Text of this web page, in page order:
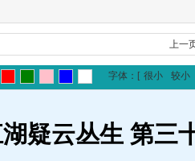
上一
字体： [ 很小 较小
疑云丛生 第三